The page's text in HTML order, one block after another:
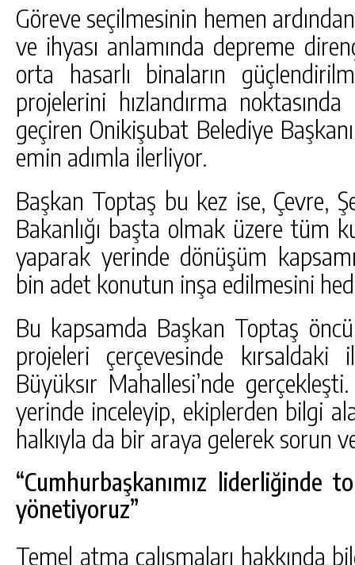
Göreve seçilmesinin hemen
ve ihyası anlamında depreme
orta hasarlı binaların
projelerini hızlandırma
geçiren Onikişubat Belediye
emin adımla ilerliyor.
Başkan Toptaş bu kez ise, Çevre,
Bakanlığı başta olmak üzere tüm
yaparak yerinde dönüşüm
bin adet konutun inşa edilmesini
Bu kapsamda Başkan Toptaş
projeleri çerçevesinde
Büyüksır Mahallesi’nde
yerinde inceleyip, ekiplerden bilgi
halkıyla da bir araya gelerek sorun
“Cumhurbaşkanımız liderliğinde
yönetiyoruz”
Temel atma çalışmaları hakkında